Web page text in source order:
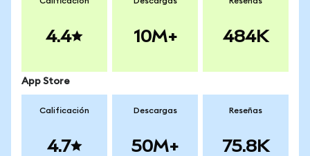
4.4 10M+ 484K
App Store
Calificación
4.7
Descargas
50M+
Reseñas
75.8K